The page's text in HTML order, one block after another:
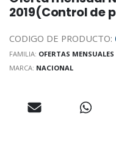
2019(Control de
CODIGO DE PRODUCTO:
FAMILIA: OFERTAS
MARCA: NACIONAL